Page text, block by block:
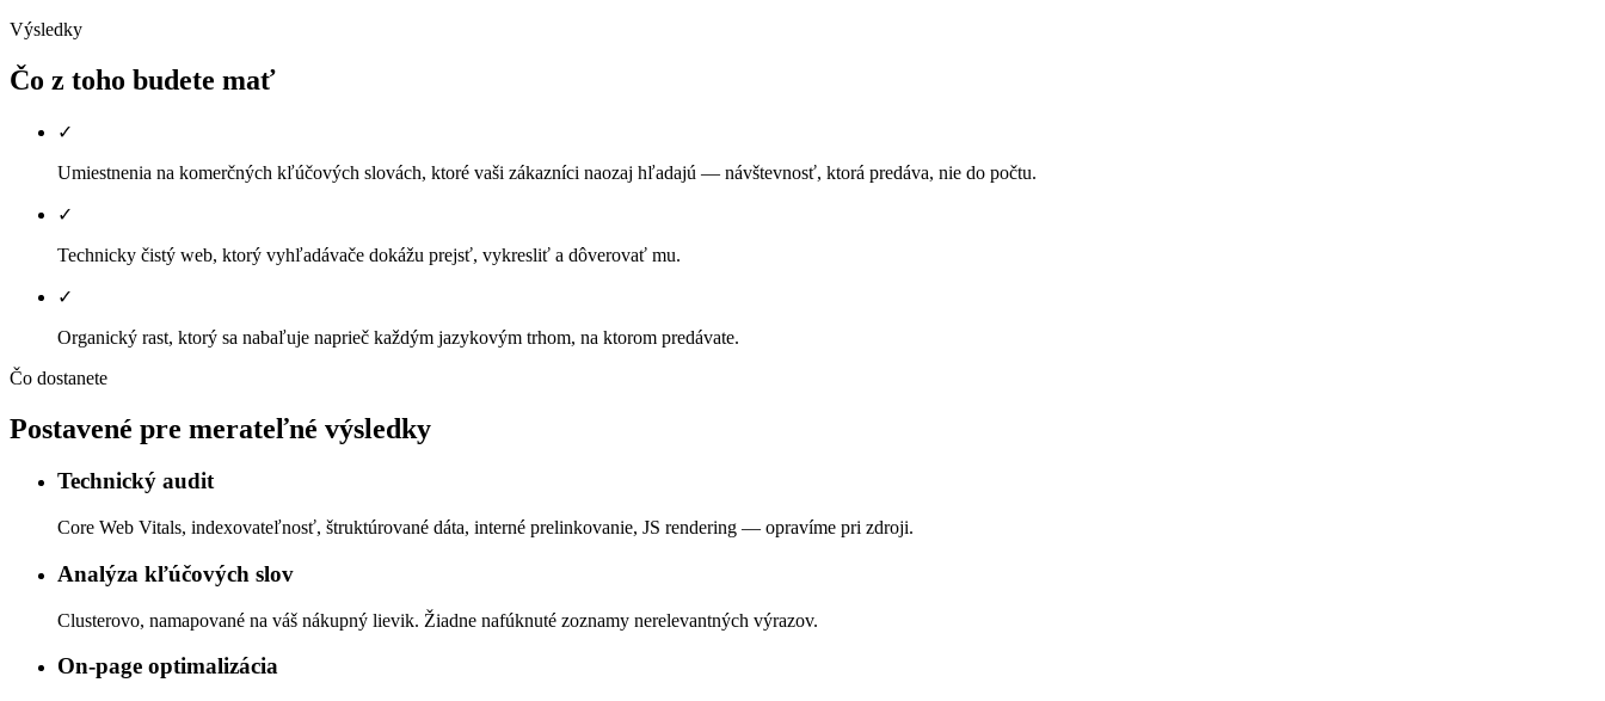
Výsledky
Čo z toho budete mať
✓
Umiestnenia na komerčných kľúčových slovách, ktoré vaši zákazníci naozaj hľadajú — návštevnosť, ktorá predáva, nie do počtu.
✓
Technicky čistý web, ktorý vyhľadávače dokážu prejsť, vykresliť a dôverovať mu.
✓
Organický rast, ktorý sa nabaľuje naprieč každým jazykovým trhom, na ktorom predávate.
Čo dostanete
Postavené pre merateľné výsledky
Technický audit
Core Web Vitals, indexovateľnosť, štruktúrované dáta, interné prelinkovanie, JS rendering — opravíme pri zdroji.
Analýza kľúčových slov
Clusterovo, namapované na váš nákupný lievik. Žiadne nafúknuté zoznamy nerelevantných výrazov.
On-page optimalizácia